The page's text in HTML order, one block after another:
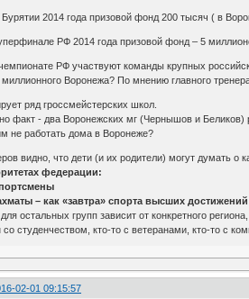
2014 года призовой фонд 200 тысяч ( в
РФ 2014 года призовой фонд – 5
РФ участвуют команды крупных
миллионного Воронежа? По мнению главного
ряд гроссмейстерских школ.
факт - два Воронежских мг (Чернышов и Беликов)
не работать дома в Воронеже?
видно, что дети (и их родители) могут думать
федерации:
– как «завтра» спорта высших
остальных групп зависит от конкретного
со студенчеством, кто-то с ветеранами, кто-то с
02-01 09:15:57